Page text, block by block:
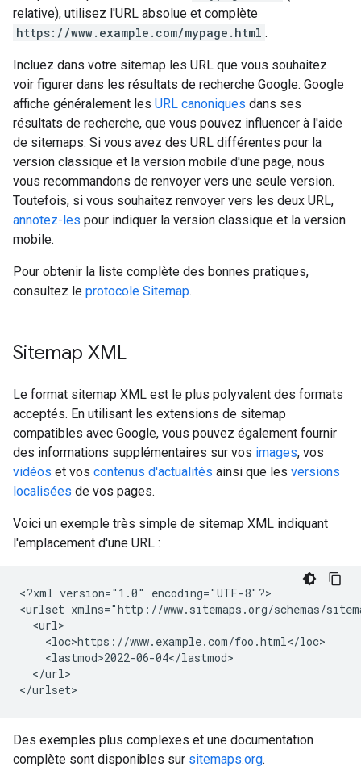
relative), utilisez l'URL absolue et complète
https://www.example.com/mypage.html .
Incluez dans votre sitemap les URL que vous souhaitez
voir figurer dans les résultats de recherche Google. Google
affiche généralement les URL canoniques dans ses
résultats de recherche, que vous pouvez influencer à l'aide
de sitemaps. Si vous avez des URL différentes pour la
version classique et la version mobile d'une page, nous
vous recommandons de renvoyer vers une seule version.
Toutefois, si vous souhaitez renvoyer vers les deux URL,
annotez-les pour indiquer la version classique et la version
mobile.
Pour obtenir la liste complète des bonnes pratiques,
consultez le protocole Sitemap.
Sitemap XML
Le format sitemap XML est le plus polyvalent des formats
acceptés. En utilisant les extensions de sitemap
compatibles avec Google, vous pouvez également fournir
des informations supplémentaires sur vos images, vos
vidéos et vos contenus d'actualités ainsi que les versions
localisées de vos pages.
Voici un exemple très simple de sitemap XML indiquant
l'emplacement d'une URL :
<?xml version="1.0" encoding="UTF-8"?>
<urlset xmlns="http://www.sitemaps.org/schemas/
  <url>
    <loc>https://www.example.com/foo.html</loc>
    <lastmod>2022-06-04</lastmod>
  </url>
</urlset>
Des exemples plus complexes et une documentation
complète sont disponibles sur sitemaps.org.